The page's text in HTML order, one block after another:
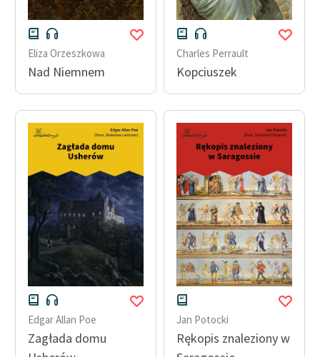
Eliza Orzeszkowa
Nad Niemnem
Charles Perrault
Kopciuszek
Edgar Allan Poe
Zagłada domu
Jan Potocki
Rękopis znaleziony w